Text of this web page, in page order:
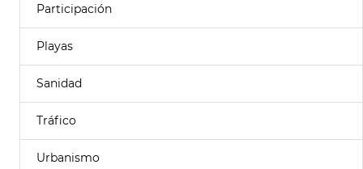
Participación
Playas
Sanidad
Tráfico
Urbanismo